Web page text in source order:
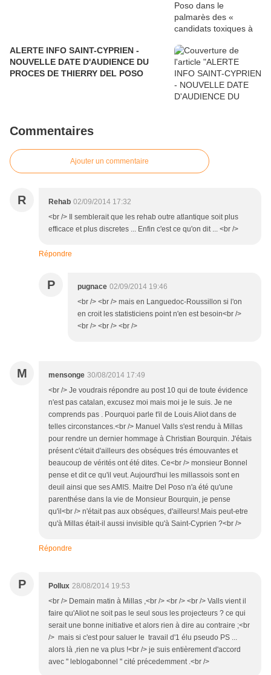
ALERTE INFO SAINT-CYPRIEN -
NOUVELLE DATE D'AUDIENCE DU
PROCES DE THIERRY DEL POSO
Commentaires
Ajouter un commentaire
R Rehab 02/09/2014 17:32
<br /> Il semblerait que les rehab outre atlantique soit plus
efficace et plus discretes ... Enfin c'est ce qu'on dit ... <br />
Répondre
P pugnace 02/09/2014 19:46
<br /> <br /> mais en Languedoc-Roussillon si l'on
en croit les statisticiens point n'en est besoin<br />
<br /> <br /> <br />
M mensonge 30/08/2014 17:49
<br /> Je voudrais répondre au post 10 qui de toute évidence
n'est pas catalan, excusez moi mais moi je le suis. Je ne
comprends pas . Pourquoi parle t'il de Louis Aliot dans de
telles circonstances.<br /> Manuel Valls s'est rendu à Millas
pour rendre un dernier hommage à Christian Bourquin. J'étais
présent c'était d'ailleurs des obséques trés émouvantes et
beaucoup de vérités ont été dites. Ce<br /> monsieur Bonnel
pense et dit ce qu'il veut. Aujourd'hui les millassois sont en
deuil ainsi que ses AMIS. Maitre Del Poso n'a été qu'une
parenthése dans la vie de Monsieur Bourquin, je pense
qu'il<br /> n'était pas aux obséques, d'ailleurs!.Mais peut-etre
qu'à Millas était-il aussi invisible qu'à Saint-Cyprien ?<br />
Répondre
P Pollux 28/08/2014 19:53
<br /> Demain matin à Millas ,<br /> <br /> <br /> Valls vient il
faire qu'Aliot ne soit pas le seul sous les projecteurs ? ce qui
serait une bonne initiative et alors rien à dire au contraire ;<br
/> mais si c'est pour saluer le travail d'1 élu pseudo PS ...
alors là ,rien ne va plus !<br /> je suis entièrement d'accord
avec " leblogabonnel " cité précedemment .<br />